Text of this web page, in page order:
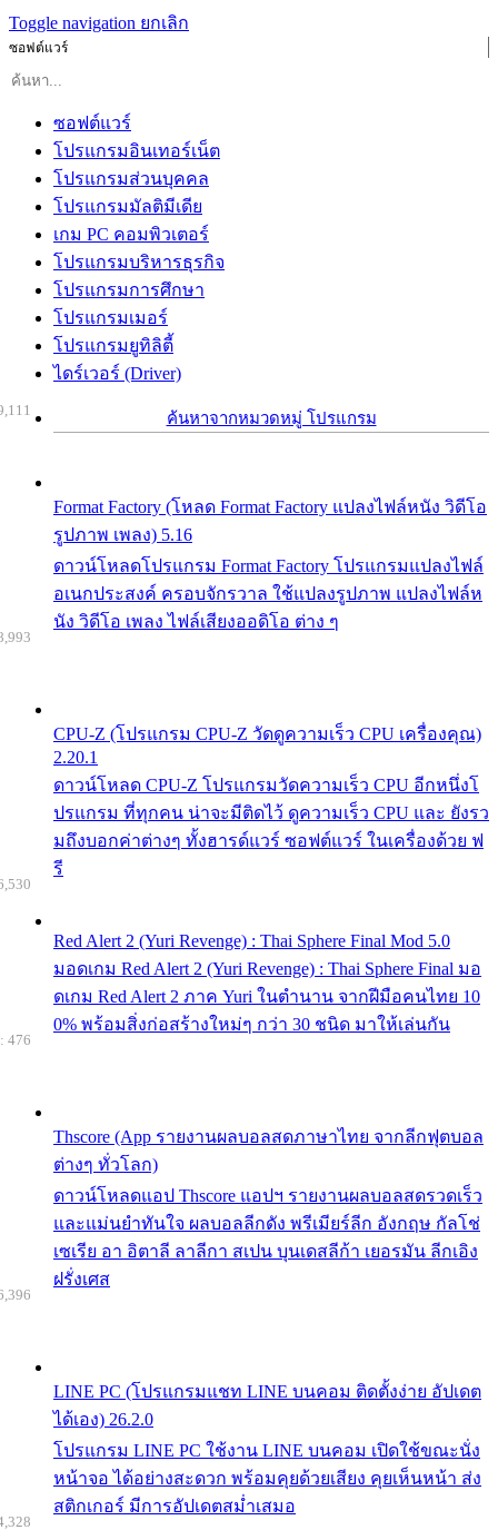
Toggle navigation ยกเลิก
ซอฟต์แวร์
ซอฟต์แวร์
โปรแกรมอินเทอร์เน็ต
โปรแกรมส่วนบุคคล
โปรแกรมมัลติมีเดีย
เกม PC คอมพิวเตอร์
โปรแกรมบริหารธุรกิจ
โปรแกรมการศึกษา
โปรแกรมเมอร์
โปรแกรมยูทิลิตี้
ไดร์เวอร์ (Driver)
ค้นหาจากหมวดหมู่ โปรแกรม
Format Factory (โหลด Format Factory แปลงไฟล์หนัง วิดีโอ
รูปภาพ เพลง) 5.16
ดาวน์โหลดโปรแกรม Format Factory โปรแกรมแปลงไฟล์
อเนกประสงค์ ครอบจักรวาล ใช้แปลงรูปภาพ แปลงไฟล์ห
นัง วิดีโอ เพลง ไฟล์เสียงออดิโอ ต่าง ๆ
CPU-Z (โปรแกรม CPU-Z วัดดูความเร็ว CPU เครื่องคุณ)
2.20.1
ดาวน์โหลด CPU-Z โปรแกรมวัดความเร็ว CPU อีกหนึ่งโ
ปรแกรม ที่ทุกคน น่าจะมีติดไว้ ดูความเร็ว CPU และ ยังรว
มถึงบอกค่าต่างๆ ทั้งฮารด์แวร์ ซอฟต์แวร์ ในเครื่องด้วย ฟ
รี
Red Alert 2 (Yuri Revenge) : Thai Sphere Final Mod 5.0
มอดเกม Red Alert 2 (Yuri Revenge) : Thai Sphere Final มอ
ดเกม Red Alert 2 ภาค Yuri ในตำนาน จากฝีมือคนไทย 10
0% พร้อมสิ่งก่อสร้างใหม่ๆ กว่า 30 ชนิด มาให้เล่นกัน
Thscore (App รายงานผลบอลสดภาษาไทย จากลีกฟุตบอล
ต่างๆ ทั่วโลก)
ดาวน์โหลดแอป Thscore แอปฯ รายงานผลบอลสดรวดเร็ว
และแม่นยำทันใจ ผลบอลลีกดัง พรีเมียร์ลีก อังกฤษ กัลโช่
เซเรีย อา อิตาลี ลาลีกา สเปน บุนเดสลีก้า เยอรมัน ลีกเอิง
ฝรั่งเศส
476
LINE PC (โปรแกรมแชท LINE บนคอม ติดตั้งง่าย อัปเดต
ได้เอง) 26.2.0
โปรแกรม LINE PC ใช้งาน LINE บนคอม เปิดใช้ขณะนั่ง
หน้าจอ ได้อย่างสะดวก พร้อมคุยด้วยเสียง คุยเห็นหน้า ส่ง
สติกเกอร์ มีการอัปเดตสม่ำเสมอ